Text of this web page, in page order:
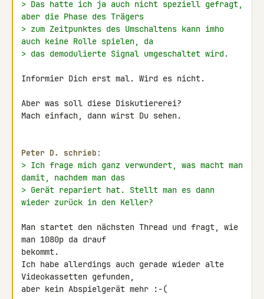
> Das hatte ich ja auch nicht speziell gefragt,
aber die Phase des Trägers
> zum Zeitpunktes des Umschaltens kann imho
auch keine Rolle spielen, da
> das demodulierte Signal umgeschaltet wird.
Informier Dich erst mal. Wird es nicht.
Aber was soll diese Diskutiererei?
Mach einfach, dann wirst Du sehen.
Peter D. schrieb:
> Ich frage mich ganz verwundert, was macht man
damit, nachdem man das
> Gerät repariert hat. Stellt man es dann
wieder zurück in den Keller?
Man startet den nächsten Thread und fragt, wie
man 1080p da drauf
bekommt.
Ich habe allerdings auch gerade wieder alte
Videokassetten gefunden,
aber kein Abspielgerät mehr :-(